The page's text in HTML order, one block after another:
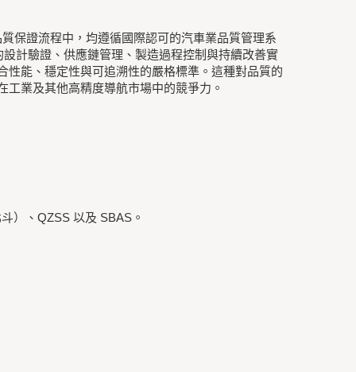
保證流程中，均遵循國際認可的汽車業品質管理系
計驗證、供應鏈管理、製造過程控制與持續改善實
性能、穩定性與可追溯性的嚴格標準。這種對品質的
業及其他高精度導航市場中的競爭力。
）、QZSS 以及 SBAS。